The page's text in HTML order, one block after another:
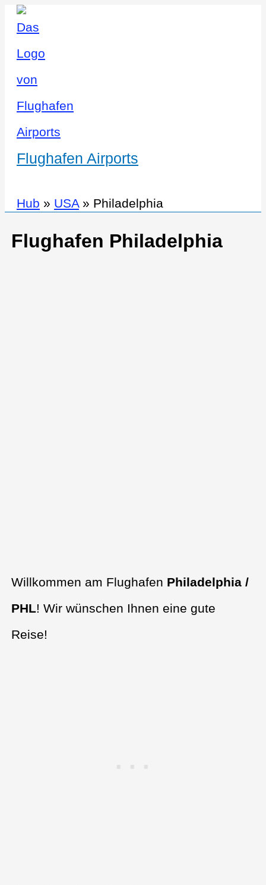
Flughafen Airports
Hub » USA» Philadelphia
Flughafen Philadelphia
Willkommen am Flughafen Philadelphia /
PHL! Wir wünschen Ihnen eine gute
Reise!